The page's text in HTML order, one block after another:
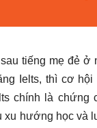
tiếng mẹ đẻ ở
Ielts, thì cơ hội
chính là chứng
xu hướng học và